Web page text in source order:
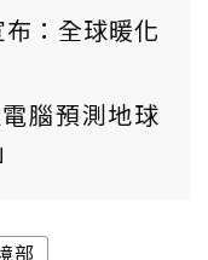
：全球暖化
腦預測地球
部